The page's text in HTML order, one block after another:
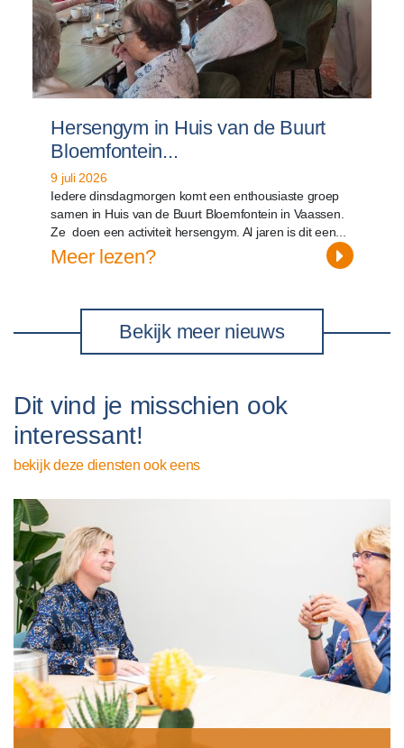
Hersengym in Huis van de Buurt
Bloemfontein...
9 juli 2026
Iedere dinsdagmorgen komt een enthousiaste groep
samen in Huis van de Buurt Bloemfontein in Vaassen.
Ze doen een activiteit hersengym. Al jaren is dit een...
Meer lezen?
Bekijk meer nieuws
Dit vind je misschien ook
interessant!
bekijk deze diensten ook eens